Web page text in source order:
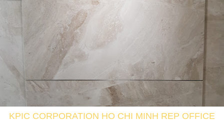
KPIC CORPORATION HO CHI MINH REP OFFICE